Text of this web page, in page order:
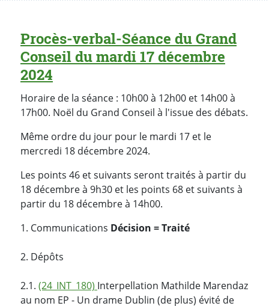
Procès-verbal-Séance du Grand
Conseil du mardi 17 décembre
2024
Horaire de la séance : 10h00 à 12h00 et 14h00 à
17h00. Noël du Grand Conseil à l'issue des débats.
Même ordre du jour pour le mardi 17 et le
mercredi 18 décembre 2024.
Les points 46 et suivants seront traités à partir du
18 décembre à 9h30 et les points 68 et suivants à
partir du 18 décembre à 14h00.
1. Communications Décision = Traité
2. Dépôts
2.1. (24_INT_180) Interpellation Mathilde Marendaz
au nom EP - Un drame Dublin (de plus) évité de